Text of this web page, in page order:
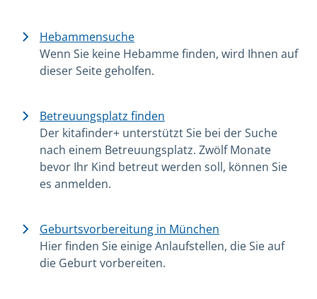
Hebammensuche
Wenn Sie keine Hebamme finden, wird Ihnen auf
dieser Seite geholfen.
Betreuungsplatz finden
Der kitafinder+ unterstützt Sie bei der Suche
nach einem Betreuungsplatz. Zwölf Monate
bevor Ihr Kind betreut werden soll, können Sie
es anmelden.
Geburtsvorbereitung in München
Hier finden Sie einige Anlaufstellen, die Sie auf
die Geburt vorbereiten.